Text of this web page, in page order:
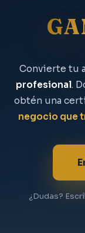
Convierte tu
profesional.
obtén una
negocio que
¿Dudas?